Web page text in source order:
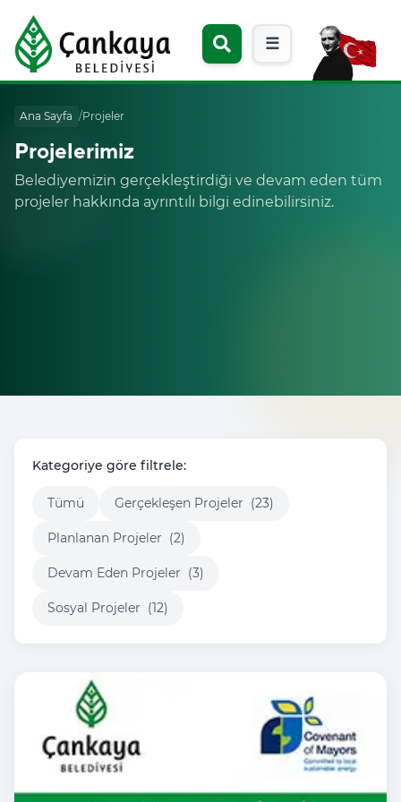
☰
Ana Sayfa /Projeler
Projelerimiz
Belediyemizin gerçekleştirdiği ve devam eden tüm
projeler hakkında ayrıntılı bilgi edinebilirsiniz.
Kategoriye göre filtrele:
Tümü Gerçekleşen Projeler (23)
Planlanan Projeler (2)
Devam Eden Projeler (3)
Sosyal Projeler (12)